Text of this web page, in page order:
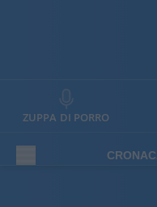
ZUPPA DI PORRO